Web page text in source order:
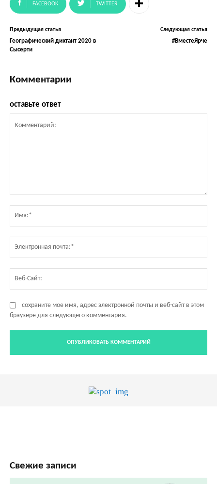
FACEBOOK TWITTER
Предыдущая статья
Географический диктант 2020 в
Сысерти
Следующая статья
#ВместеЯрче
Комментарии
оставьте ответ
сохраните мое имя, адрес электронной почты и веб-сайт в этом
браузере для следующего комментария.
Свежие записи